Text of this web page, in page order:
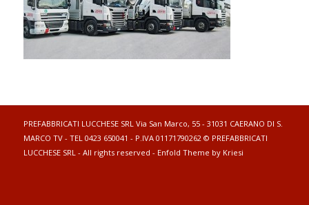
PREFABBRICATI LUCCHESE SRL Via San Marco, 55 - 31031 CAERANO DI S.
MARCO TV - TEL 0423 650041 - P.IVA 01171790262 © PREFABBRICATI
LUCCHESE SRL - All rights reserved - Enfold Theme by Kriesi